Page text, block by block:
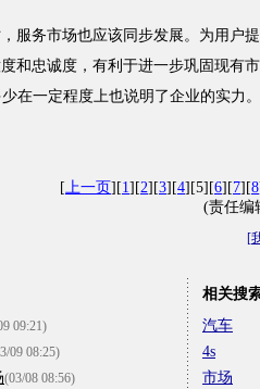
务市场也应该同步发展。为用户提
和忠诚度，有利于进一步巩固现有
在一定程度上也说明了企业的实力。
[上一页][1][2][3][4][5][6][7][8
(责任编
[
09:21)
09 08:25)
(03/08 08:56)
相关搜
汽车
4s
市场